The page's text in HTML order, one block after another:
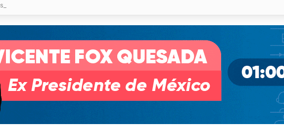
destaca impacto del nuevo desnivel de Circuito Potosí en la movilidad de Villa de Pozos